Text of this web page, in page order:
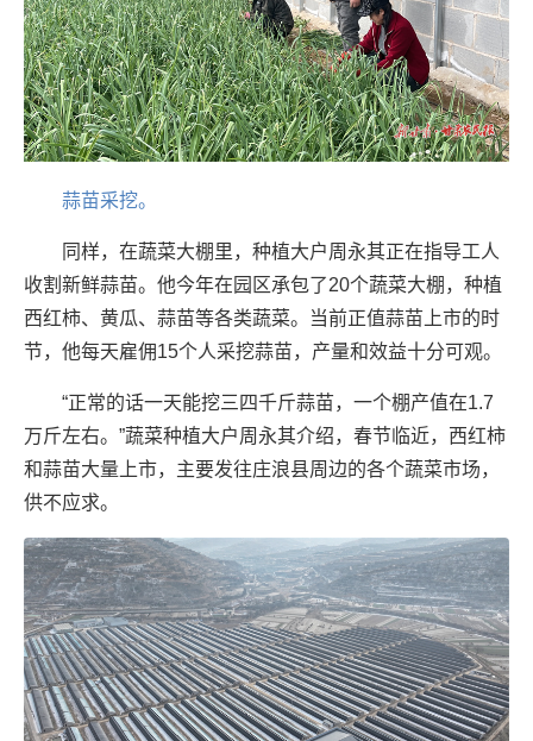
蒜苗采挖。
同样，在蔬菜大棚里，种植大户周永其正在指导工人
收割新鲜蒜苗。他今年在园区承包了20个蔬菜大棚，种植
西红柿、黄瓜、蒜苗等各类蔬菜。当前正值蒜苗上市的时
节，他每天雇佣15个人采挖蒜苗，产量和效益十分可观。
“正常的话一天能挖三四千斤蒜苗，一个棚产值在1.7
万斤左右。”蔬菜种植大户周永其介绍，春节临近，西红柿
和蒜苗大量上市，主要发往庄浪县周边的各个蔬菜市场，
供不应求。